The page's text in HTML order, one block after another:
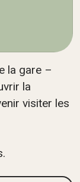
la gare –
la
visiter les